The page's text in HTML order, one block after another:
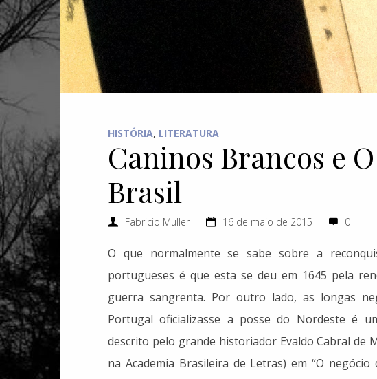
HISTÓRIA, LITERATURA
Caninos Brancos e
Brasil
Fabricio Muller 16 de maio de 2015 0
O que normalmente se sabe sobre a
portugueses é que esta se deu em 1645 pela
guerra sangrenta. Por outro lado, as longas
Portugal oficializasse a posse do Nordeste é
descrito pelo grande historiador Evaldo Cabral de
na Academia Brasileira de Letras) em “O